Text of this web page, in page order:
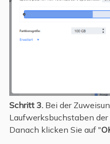
Schritt 3.Bei der
Laufwerksbuchstaben
Danach klicken Sie auf "